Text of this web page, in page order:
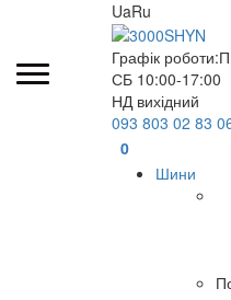
UaRu
Графік роботи:
СБ 10:00-17:00
НД вихідний
093 803 02 83
0
Шини